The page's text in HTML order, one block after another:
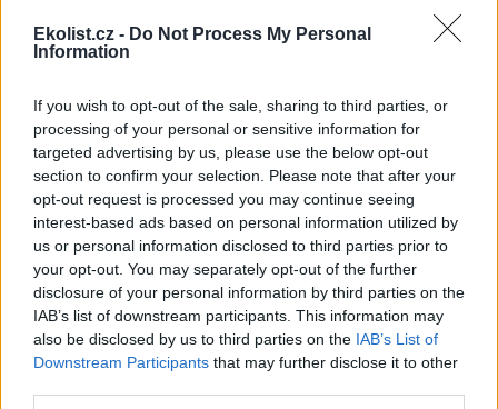
Ekolist.cz - Do Not Process My Personal
Information
If you wish to opt-out of the sale, sharing to third parties, or
processing of your personal or sensitive information for
targeted advertising by us, please use the below opt-out
section to confirm your selection. Please note that after your
opt-out request is processed you may continue seeing
interest-based ads based on personal information utilized by
us or personal information disclosed to third parties prior to
your opt-out. You may separately opt-out of the further
disclosure of your personal information by third parties on the
IAB’s list of downstream participants. This information may
also be disclosed by us to third parties on the IAB’s List of
Downstream Participants that may further disclose it to other
pirátská strana. Požaduje, aby policie prověřila okolnosti odebrání
případu České inspekci životního prostředí (ČIŽP) a zastavení řízení.
dalším osobám, jejichž účast na popsaném postupu může být
zjištěna prověřováním. Stanovisko MŽP a ČIŽP ČTK shání.
Ředitelé odborů i mluvčí se z ČIŽP rozhodli odejít z
vlastní vůle, řekl Straka
ČTK )
Diskuse: 1
Ředitel odboru vnitřních
služeb Matěj Mrlina, vedoucí
služebního úřadu Oldřich
Jarolím a tisková mluvčí Miriam
Loužecká končí na České
inspekci životního prostředí (ČIŽP) z vlastní iniciativy. Na dotaz ČTK
to napsal nový ředitel inspekce Pavel Straka (za Motoristy). O jejich